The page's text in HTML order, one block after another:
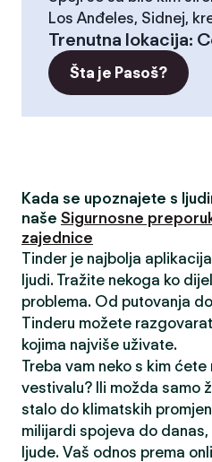
Los Anđeles, Sidnej,
Trenutna lokacija:
Šta je Pasoš?
Kada se upoznajete s
naše Sigurnosne
zajednice
Tinder je najbolja
ljudi. Tražite nekoga ko
problema. Od putovanja
Tinderu možete
kojima najviše uživate.
Treba vam neko s kim
vestivalu? Ili možda samo
stalo do klimatskih
milijardi spojeva do
ljude. Vaš odnos prema